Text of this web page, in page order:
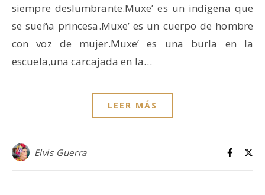
siempre deslumbrante.Muxe’ es un indígena que
se sueña princesa.Muxe’ es un cuerpo de hombre
con voz de mujer.Muxe’ es una burla en la
escuela,una carcajada en la…
LEER MÁS
Elvis Guerra